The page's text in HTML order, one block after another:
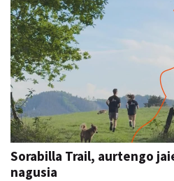
Sorabilla Trail, aurtengo
nagusia